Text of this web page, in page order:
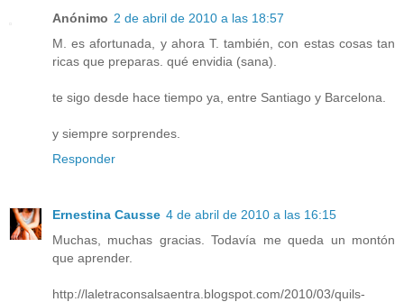
Anónimo 2 de abril de 2010 a las 18:57
M. es afortunada, y ahora T. también, con estas cosas tan
ricas que preparas. qué envidia (sana).
te sigo desde hace tiempo ya, entre Santiago y Barcelona.
y siempre sorprendes.
Responder
Ernestina Causse 4 de abril de 2010 a las 16:15
Muchas, muchas gracias. Todavía me queda un montón
que aprender.
http://laletraconsalsaentra.blogspot.com/2010/03/quils-